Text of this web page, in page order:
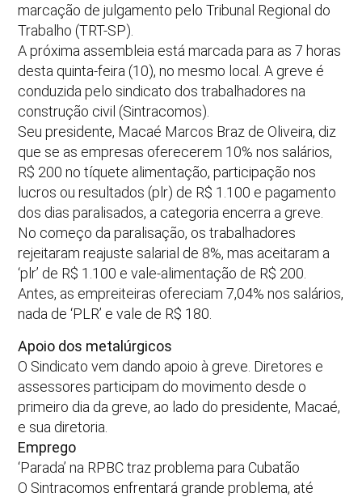
marcação de julgamento pelo Tribunal Regional do
Trabalho (TRT-SP).
A próxima assembleia está marcada para as 7 horas
desta quinta-feira (10), no mesmo local. A greve é
conduzida pelo sindicato dos trabalhadores na
construção civil (Sintracomos).
Seu presidente, Macaé Marcos Braz de Oliveira, diz
que se as empresas oferecerem 10% nos salários,
R$ 200 no tíquete alimentação, participação nos
lucros ou resultados (plr) de R$ 1.100 e pagamento
dos dias paralisados, a categoria encerra a greve.
No começo da paralisação, os trabalhadores
rejeitaram reajuste salarial de 8%, mas aceitaram a
‘plr’ de R$ 1.100 e vale-alimentação de R$ 200.
Antes, as empreiteiras ofereciam 7,04% nos salários,
nada de ‘PLR’ e vale de R$ 180.
Apoio dos metalúrgicos
O Sindicato vem dando apoio à greve. Diretores e
assessores participam do movimento desde o
primeiro dia da greve, ao lado do presidente, Macaé,
e sua diretoria.
Emprego
‘Parada’ na RPBC traz problema para Cubatão
O Sintracomos enfrentará grande problema, até